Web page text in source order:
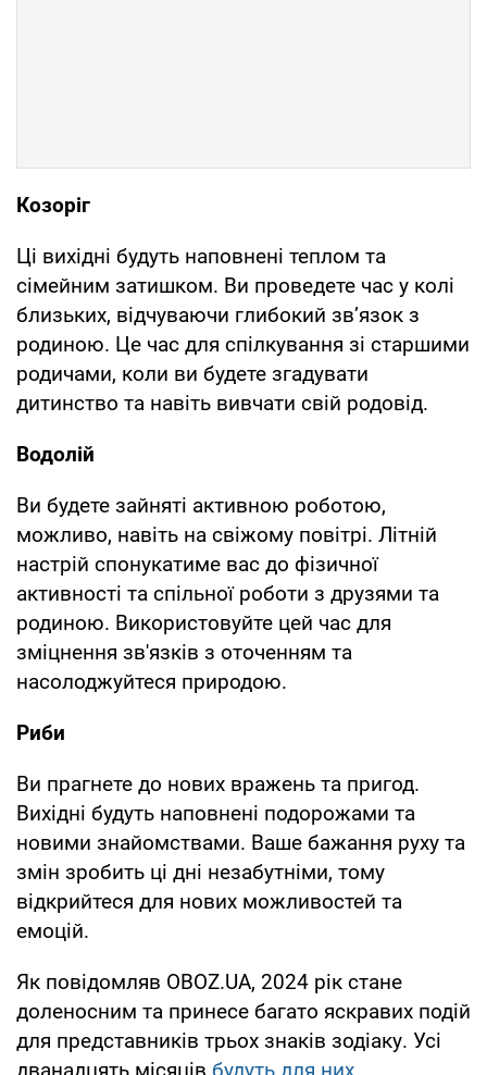
Козоріг
Ці вихідні будуть наповнені теплом та
сімейним затишком. Ви проведете час у колі
близьких, відчуваючи глибокий зв’язок з
родиною. Це час для спілкування зі старшими
родичами, коли ви будете згадувати
дитинство та навіть вивчати свій родовід.
Водолій
Ви будете зайняті активною роботою,
можливо, навіть на свіжому повітрі. Літній
настрій спонукатиме вас до фізичної
активності та спільної роботи з друзями та
родиною. Використовуйте цей час для
зміцнення зв'язків з оточенням та
насолоджуйтеся природою.
Риби
Ви прагнете до нових вражень та пригод.
Вихідні будуть наповнені подорожами та
новими знайомствами. Ваше бажання руху та
змін зробить ці дні незабутніми, тому
відкрийтеся для нових можливостей та
емоцій.
Як повідомляв OBOZ.UA, 2024 рік стане
доленосним та принесе багато яскравих подій
для представників трьох знаків зодіаку. Усі
дванадцять місяців будуть для них